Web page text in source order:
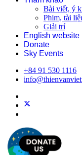
Bài viết, ý
Phim, tài
Giải trí
English website
Donate
Sky Events
+84 91 530 1116